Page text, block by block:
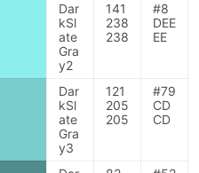
Dar
kSl
ate
Gra
y2
141
238
238
#8
DEE
EE
Dar
kSl
ate
Gra
y3
121
205
205
#79
CD
CD